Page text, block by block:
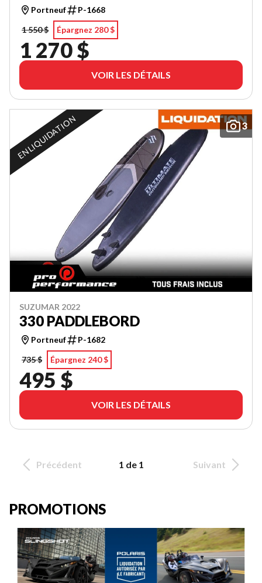
Portneuf
P-1668
1 550 $
Épargnez 280 $
1 270 $
VOIR LES DÉTAILS
3
EN LIQUIDATION
SUZUMAR 2022
330 PADDLEBORD
Portneuf
P-1682
735 $
Épargnez 240 $
495 $
VOIR LES DÉTAILS
Précédent 1 de 1 Suivant
PROMOTIONS